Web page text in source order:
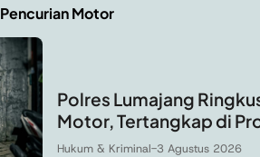
Pencurian Motor
Polres Lumajang
Motor, Tertangkap di
Hukum & Kriminal-3 Agustus 2026